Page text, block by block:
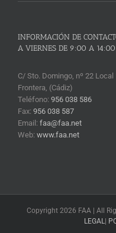
INFORMACIÓN DE
A VIERNES DE 9:00 A
C/ Sto. Domingo, nº 22
Frontera, (Cádiz)
Teléfono: 956 038 586
Fax: 956 038 587
Email: faa@faa.net
Web: www.faa.net
Copyright 2026 FAA | All
LEGAL |